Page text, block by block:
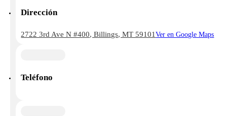
Dirección
2722 3rd Ave N #400, Billings, MT 59101Ver en Google Maps
Teléfono